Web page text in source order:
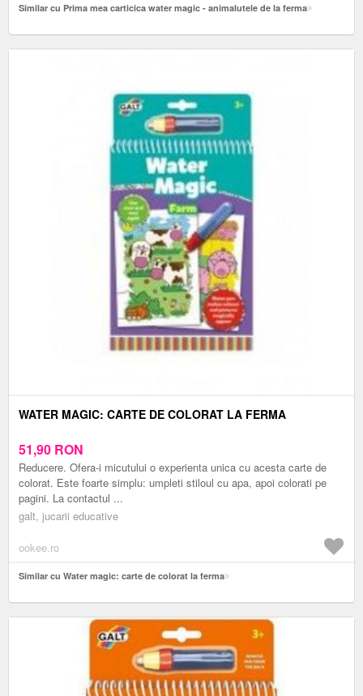
Similar cu Prima mea carticica water magic - animalutele de la ferma
WATER MAGIC: CARTE DE COLORAT LA FERMA
51,90 RON
Reducere. Ofera-i micutului o experienta unica cu acesta carte de
colorat. Este foarte simplu: umpleti stiloul cu apa, apoi colorati pe
pagini. La contactul ...
galt, jucarii educative
ookee.ro
Similar cu Water magic: carte de colorat la ferma